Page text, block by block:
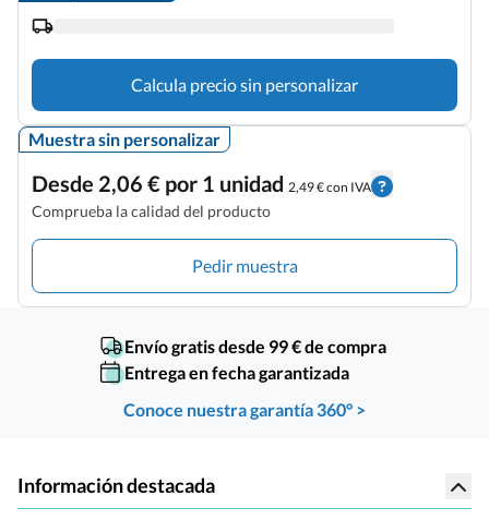
Calcula precio sin personalizar
Muestra sin personalizar
Desde 2,06 € por 1 unidad 2,49 € con IVA
Comprueba la calidad del producto
Pedir muestra
Envío gratis desde 99 € de compra
Entrega en fecha garantizada
Conoce nuestra garantía 360° >
Información destacada